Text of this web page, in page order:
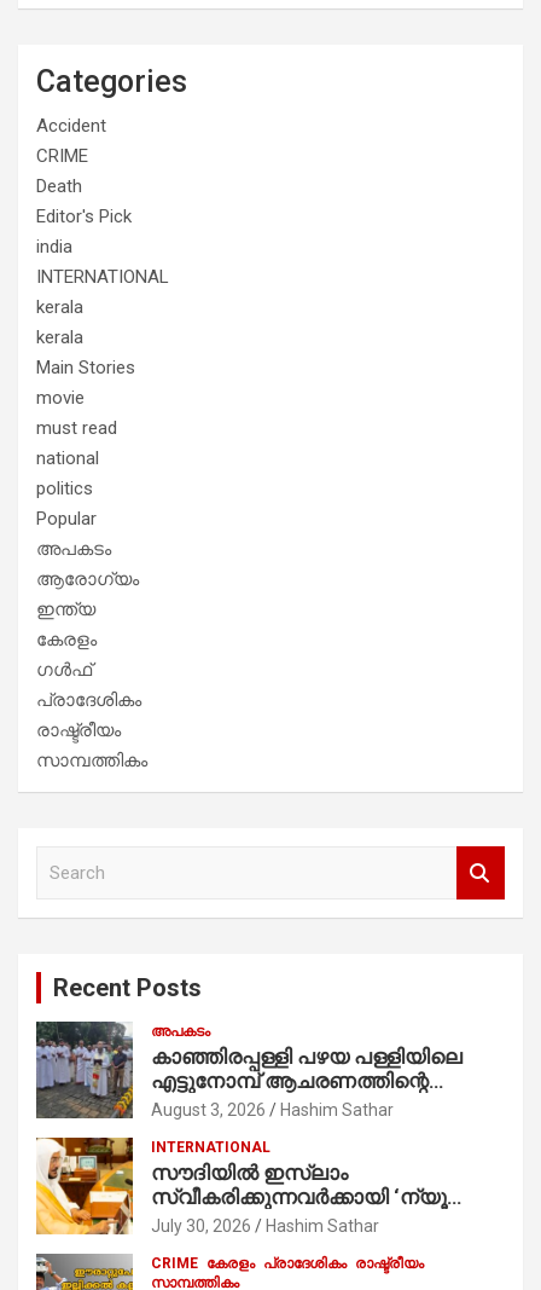
Categories
Accident
CRIME
Death
Editor's Pick
india
INTERNATIONAL
kerala
kerala
Main Stories
movie
must read
national
politics
Popular
അപകടം
ആരോഗ്യം
ഇന്ത്യ
കേരളം
ഗൾഫ്
പ്രാദേശികം
രാഷ്ട്രീയം
സാമ്പത്തികം
Recent Posts
അപകടം
കാഞ്ഞിരപ്പള്ളി പഴയ പള്ളിയിലെ
എട്ടുനോമ്പ് ആചരണത്തിന്റെ
ഭാഗമായുള്ള പന്തലിന്റെ കാൽനാട്ട്
കുര്യൻ താമരശ്ശേരി
നിർവഹിക്കുന്നു.
August 3, 2026 Hashim Sathar
INTERNATIONAL
സൗദിയില്‍ ഇസ്‌ലാം
സ്വീകരിക്കുന്നവര്‍ക്കായി ‘ന്യൂ
മുസ്ലിം’ ഡിജിറ്റല്‍ കാര്‍ഡ് സേവനം
July 30, 2026 Hashim Sathar
CRIME കേരളം പ്രാദേശികം രാഷ്ട്രീയം
സാമ്പത്തികം